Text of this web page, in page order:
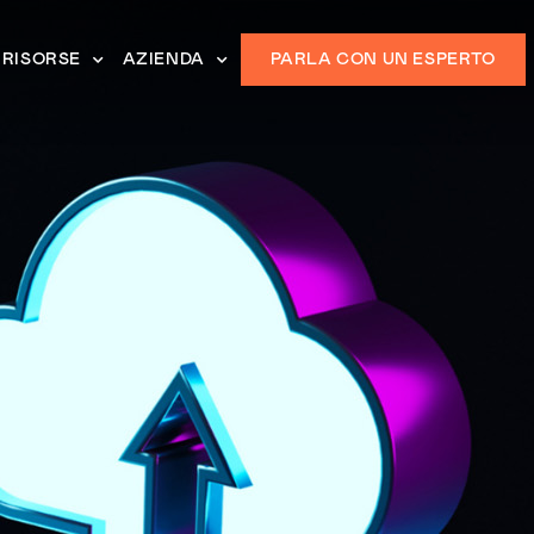
RISORSE AZIENDA PARLA CON UN ESPERTO